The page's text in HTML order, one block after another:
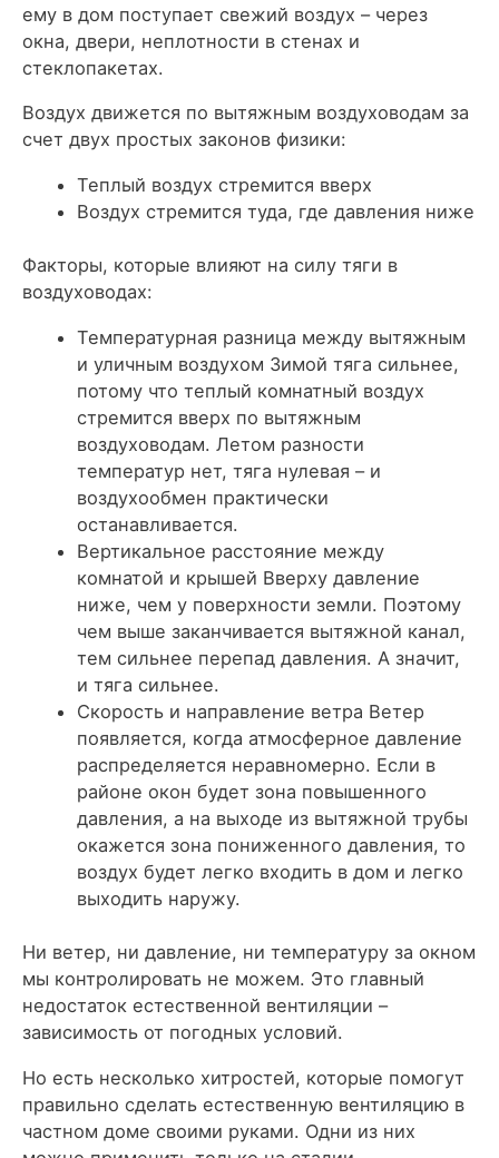
ему в дом поступает свежий воздух – через
окна, двери, неплотности в стенах и
стеклопакетах.
Воздух движется по вытяжным воздуховодам за
счет двух простых законов физики:
Теплый воздух стремится вверх
Воздух стремится туда, где давления ниже
Факторы, которые влияют на силу тяги в
воздуховодах:
Температурная разница между вытяжным
и уличным воздухом Зимой тяга сильнее,
потому что теплый комнатный воздух
стремится вверх по вытяжным
воздуховодам. Летом разности
температур нет, тяга нулевая – и
воздухообмен практически
останавливается.
Вертикальное расстояние между
комнатой и крышей Вверху давление
ниже, чем у поверхности земли. Поэтому
чем выше заканчивается вытяжной канал,
тем сильнее перепад давления. А значит,
и тяга сильнее.
Скорость и направление ветра Ветер
появляется, когда атмосферное давление
распределяется неравномерно. Если в
районе окон будет зона повышенного
давления, а на выходе из вытяжной трубы
окажется зона пониженного давления, то
воздух будет легко входить в дом и легко
выходить наружу.
Ни ветер, ни давление, ни температуру за окном
мы контролировать не можем. Это главный
недостаток естественной вентиляции –
зависимость от погодных условий.
Но есть несколько хитростей, которые помогут
правильно сделать естественную вентиляцию в
частном доме своими руками. Одни из них